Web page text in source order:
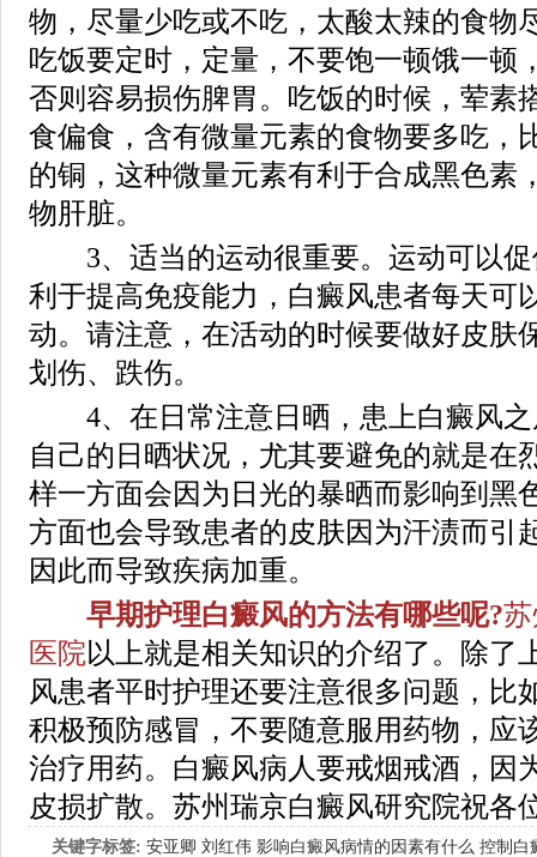
物，尽量少吃或不吃，太酸太辣的食物
吃饭要定时，定量，不要饱一顿饿一顿
否则容易损伤脾胃。吃饭的时候，荤素
食偏食，含有微量元素的食物要多吃，
的铜，这种微量元素有利于合成黑色素
物肝脏。
3、适当的运动很重要。运动可以促
利于提高免疫能力，白癜风患者每天可
动。请注意，在活动的时候要做好皮肤
划伤、跌伤。
4、在日常注意日晒，患上白癜风之
自己的日晒状况，尤其要避免的就是在
样一方面会因为日光的暴晒而影响到黑
方面也会导致患者的皮肤因为汗渍而引
因此而导致疾病加重。
早期护理白癜风的方法有哪些呢?
医院以上就是相关知识的介绍了。除了
风患者平时护理还要注意很多问题，比
积极预防感冒，不要随意服用药物，应
治疗用药。白癜风病人要戒烟戒酒，因
皮损扩散。苏州瑞京白癜风研究院祝各
关键字标签: 安亚卿 刘红伟 影响白癜风病情的因素有什么 控制白